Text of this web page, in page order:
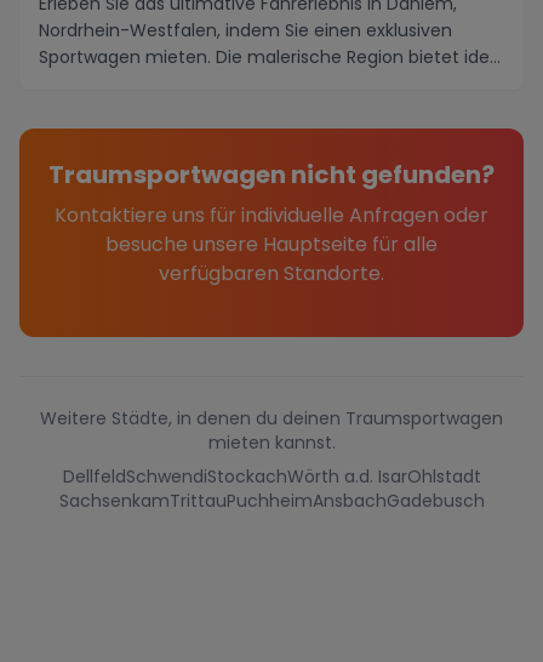
Nordrhein-Westfalen, indem Sie einen exklusiven
Sportwagen mieten. Die malerische Region bietet ide...
Traumsportwagen nicht gefunden?
Kontaktiere uns für individuelle Anfragen oder
besuche unsere Hauptseite für alle
verfügbaren Standorte.
Weitere Städte, in denen du deinen Traumsportwagen
mieten kannst.
DellfeldSchwendiStockachWörth a.d. IsarOhlstadt
SachsenkamTrittauPuchheimAnsbachGadebusch